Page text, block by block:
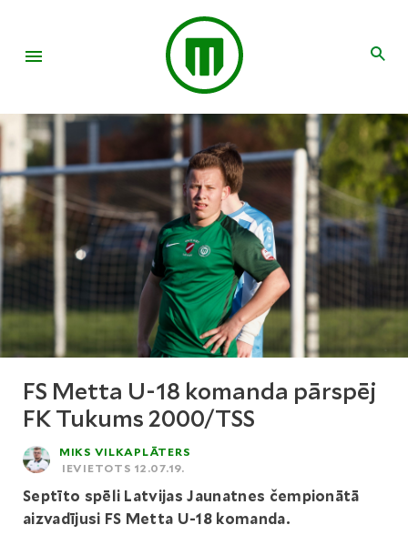
FS Metta U-18 komanda pārspēj
FK Tukums 2000/TSS
MIKS VILKAPLĀTERS
IEVIETOTS 12.07.19.
Septīto spēli Latvijas Jaunatnes čempionātā
aizvadījusi FS Metta U-18 komanda.